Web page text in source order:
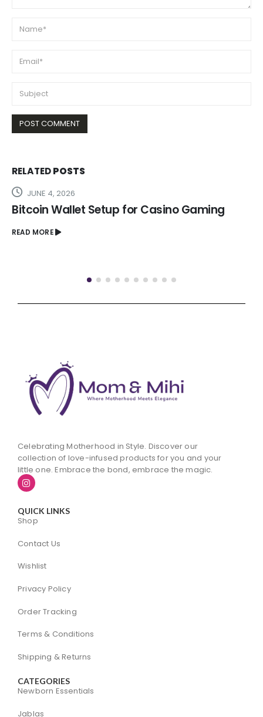
RELATEDPOSTS
MAY 21, 2026
Woah99 Casino Login: Your Ultimate Review
Celebrating Motherhood in Style. Discover our
collection of love-infused products for you and your
little one. Embrace the bond, embrace the magic.
QUICK LINKS
Shop
Contact Us
Wishlist
Privacy Policy
Order Tracking
Terms & Conditions
Shipping & Returns
CATEGORIES
Newborn Essentials
Jablas